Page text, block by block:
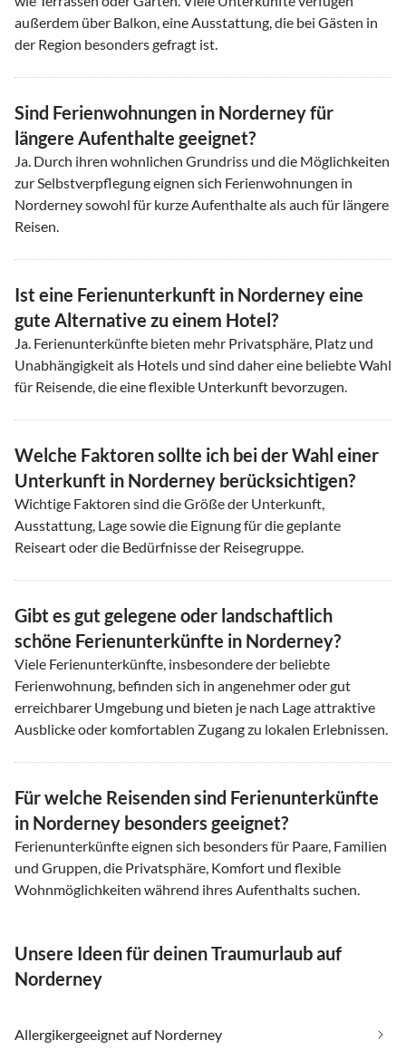
außerdem über Balkon, eine Ausstattung, die bei Gästen in
der Region besonders gefragt ist.
Sind Ferienwohnungen in Norderney für
längere Aufenthalte geeignet?
Ja. Durch ihren wohnlichen Grundriss und die Möglichkeiten
zur Selbstverpflegung eignen sich Ferienwohnungen in
Norderney sowohl für kurze Aufenthalte als auch für längere
Reisen.
Ist eine Ferienunterkunft in Norderney eine
gute Alternative zu einem Hotel?
Ja. Ferienunterkünfte bieten mehr Privatsphäre, Platz und
Unabhängigkeit als Hotels und sind daher eine beliebte Wahl
für Reisende, die eine flexible Unterkunft bevorzugen.
Welche Faktoren sollte ich bei der Wahl einer
Unterkunft in Norderney berücksichtigen?
Wichtige Faktoren sind die Größe der Unterkunft,
Ausstattung, Lage sowie die Eignung für die geplante
Reiseart oder die Bedürfnisse der Reisegruppe.
Gibt es gut gelegene oder landschaftlich
schöne Ferienunterkünfte in Norderney?
Viele Ferienunterkünfte, insbesondere der beliebte
Ferienwohnung, befinden sich in angenehmer oder gut
erreichbarer Umgebung und bieten je nach Lage attraktive
Ausblicke oder komfortablen Zugang zu lokalen Erlebnissen.
Für welche Reisenden sind Ferienunterkünfte
in Norderney besonders geeignet?
Ferienunterkünfte eignen sich besonders für Paare, Familien
und Gruppen, die Privatsphäre, Komfort und flexible
Wohnmöglichkeiten während ihres Aufenthalts suchen.
Unsere Ideen für deinen Traumurlaub auf
Norderney
Allergikergeeignet auf Norderney